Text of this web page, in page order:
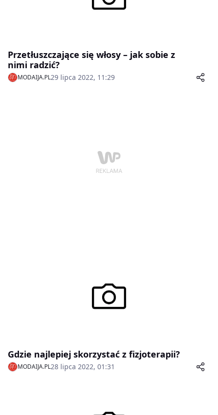
Przetłuszczające się włosy – jak sobie z
nimi radzić?
MODAIJA.PL29 lipca 2022, 11:29
Gdzie najlepiej skorzystać z fizjoterapii?
MODAIJA.PL28 lipca 2022, 01:31